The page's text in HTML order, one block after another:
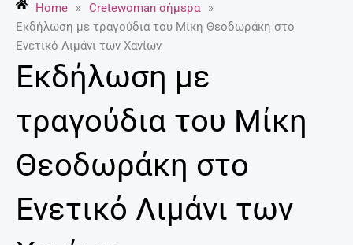
f
p
Home » Cretewoman σήμερα
»
Εκδήλωση με τραγούδια του Μίκη Θεοδωράκη στο
Ενετικό Λιμάνι των Χανίων
Εκδήλωση με
τραγούδια του Μίκη
Θεοδωράκη στο
Ενετικό Λιμάνι των